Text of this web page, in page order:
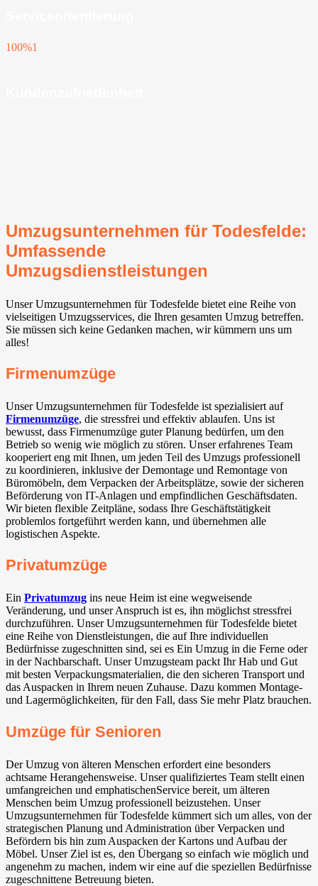
100%1
Umzugsunternehmen für Todesfelde:
Umfassende
Umzugsdienstleistungen
Unser Umzugsunternehmen für Todesfelde bietet eine Reihe von
vielseitigen Umzugsservices, die Ihren gesamten Umzug betreffen.
Sie müssen sich keine Gedanken machen, wir kümmern uns um
alles!
Firmenumzüge
Unser Umzugsunternehmen für Todesfelde ist spezialisiert auf
Firmenumzüge, die stressfrei und effektiv ablaufen. Uns ist
bewusst, dass Firmenumzüge guter Planung bedürfen, um den
Betrieb so wenig wie möglich zu stören. Unser erfahrenes Team
kooperiert eng mit Ihnen, um jeden Teil des Umzugs professionell
zu koordinieren, inklusive der Demontage und Remontage von
Büromöbeln, dem Verpacken der Arbeitsplätze, sowie der sicheren
Beförderung von IT-Anlagen und empfindlichen Geschäftsdaten.
Wir bieten flexible Zeitpläne, sodass Ihre Geschäftstätigkeit
problemlos fortgeführt werden kann, und übernehmen alle
logistischen Aspekte.
Privatumzüge
Ein Privatumzug ins neue Heim ist eine wegweisende
Veränderung, und unser Anspruch ist es, ihn möglichst stressfrei
durchzuführen. Unser Umzugsunternehmen für Todesfelde bietet
eine Reihe von Dienstleistungen, die auf Ihre individuellen
Bedürfnisse zugeschnitten sind, sei es Ein Umzug in die Ferne oder
in der Nachbarschaft. Unser Umzugsteam packt Ihr Hab und Gut
mit besten Verpackungsmaterialien, die den sicheren Transport und
das Auspacken in Ihrem neuen Zuhause. Dazu kommen Montage-
und Lagermöglichkeiten, für den Fall, dass Sie mehr Platz brauchen.
Umzüge für Senioren
Der Umzug von älteren Menschen erfordert eine besonders
achtsame Herangehensweise. Unser qualifiziertes Team stellt einen
umfangreichen und emphatischenService bereit, um älteren
Menschen beim Umzug professionell beizustehen. Unser
Umzugsunternehmen für Todesfelde kümmert sich um alles, von der
strategischen Planung und Administration über Verpacken und
Befördern bis hin zum Auspacken der Kartons und Aufbau der
Möbel. Unser Ziel ist es, den Übergang so einfach wie möglich und
angenehm zu machen, indem wir eine auf die speziellen Bedürfnisse
zugeschnittene Betreuung bieten.